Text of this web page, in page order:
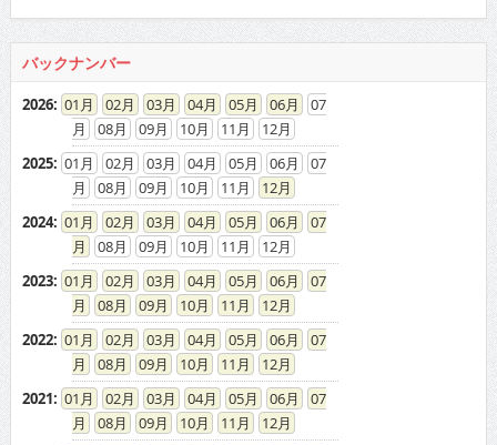
バックナンバー
2026: 01 02 03 04 05 06
07
08
09 10 11
12
2025: 01 02 03 04 05 06
07
08
09 10 11
12
2024: 01 02 03 04 05 06
07
08
09 10 11
12
2023: 01 02 03 04 05 06
07
08
09 10 11
12
2022: 01 02 03 04 05 06
07
08
09 10 11
12
2021: 01 02 03 04 05 06
07
08
09 10 11
12